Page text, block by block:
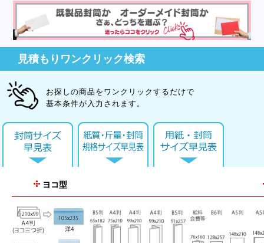
見積もりワンクリック検索
お探しの商品をワンクリックするだけで
基本条件が入力されます。
ヨコ型